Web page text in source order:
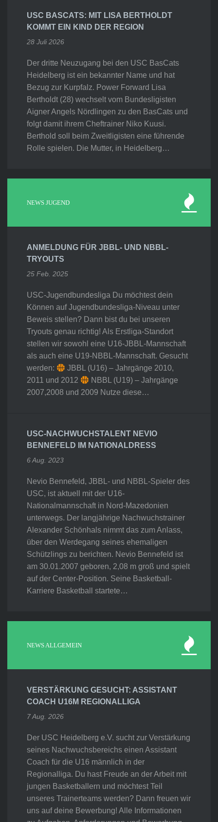
USC BASCATS: MIT LISA BERTHOLDT
KOMMT EIN KIND DER REGION
28 Juli 2026
Der dritte Neuzugang bei den USC BasCats
Heidelberg ist ein bekannter Name und hat
Bezug zur Kurpfalz. Power Forward Lisa
Bertholdt (28) wechselt vom Bundesligisten
Aigner Angels Nördlingen zu den BasCats und
folgt damit ihrem Cheftrainer Niko Kuusi.
Berthold soll beim Zweitligisten eine führende
Rolle spielen. Die Mutter, in Heidelberg…
NEWS JUGEND
ANMELDUNG FÜR JBBL- UND NBBL-
TRYOUTS
25 Feb. 2025
USC-Jugendbundesliga Du möchtest dein
Können auf Jugendbundesliga-Niveau unter
Beweis stellen? Dann bist du bei unseren
Tryouts genau richtig! Als Erstliga-Standort
stellen wir sowohl eine U16-JBBL-Mannschaft
als auch eine U19-NBBL-Mannschaft. Gesucht
werden:
JBBL (U16) – Jahrgänge 2010,
2011 und 2012
NBBL (U19) – Jahrgänge
2007,2008 und 2009 Nutze diese…
USC-NACHWUCHSTALENT NEVIO
BENNEFELD IM NATIONALDRESS
6 Aug. 2023
Nevio Bennefeld, JBBL- und NBBL-Spieler des
USC, ist aktuell mit der U16-
Nationalmannschaft in Nord-Mazedonien
unterwegs. Der langjährige Nachwuchstrainer
Alexander Schönhals nimmt das zum Anlass,
über den Werdegang seines ehemaligen
Schützlings zu berichten. Nevio Bennefeld ist
am 30.01.2007 geboren, 2,08 m groß und spielt
auf der Center-Position. Seine Basketball-
Karriere Basketball startete…
NEWS ALLGEMEIN
VERSTÄRKUNG GESUCHT: ASSISTANT
COACH U16M REGIONALLIGA
7 Aug. 2026
Der USC Heidelberg e.V. sucht zur Verstärkung
seines Nachwuchsbereichs einen Assistant
Coach für die U16 männlich in der
Regionalliga. Du hast Freude an der Arbeit mit
jungen Basketballern und möchtest Teil
unseres Trainerteams werden? Dann freuen wir
uns auf deine Bewerbung! Alle Informationen